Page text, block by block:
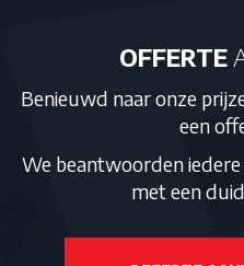
OFFERTE
Benieuwd naar onze
een
We beantwoorden
met een